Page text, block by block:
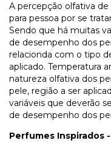
A percepção olfativa de
para pessoa por se
Sendo que há muitas
de desempenho dos
relacionda com o tipo
aplicado. Temperatura
natureza olfativa dos
pele, região a ser
variáveis que deverão
de desempenho dos
Perfumes Inspirados